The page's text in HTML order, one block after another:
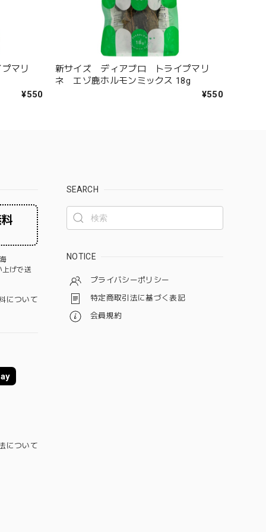
マリ
¥550
新サイズ ディアブロ トライプマリ
ネ エゾ鹿ホルモンミックス 18g
¥550
げで送
について
について
SEARCH
NOTICE
プライバシーポリシー
特定商取引法に基づく表記
会員規約